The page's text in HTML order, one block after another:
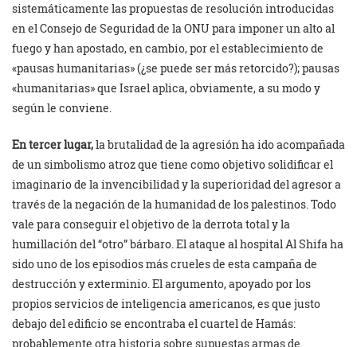
sistemáticamente las propuestas de resolución introducidas
en el Consejo de Seguridad de la ONU para imponer un alto al
fuego y han apostado, en cambio, por el establecimiento de
«pausas humanitarias» (¿se puede ser más retorcido?); pausas
«humanitarias» que Israel aplica, obviamente, a su modo y
según le conviene.
En tercer lugar,la brutalidad de la agresión ha ido acompañada
de un simbolismo atroz que tiene como objetivo solidificar el
imaginario de la invencibilidad y la superioridad del agresor a
través de la negación de la humanidad de los palestinos. Todo
vale para conseguir el objetivo de la derrota total y la
humillación del “otro” bárbaro. El ataque al hospital Al Shifa ha
sido uno de los episodios más crueles de esta campaña de
destrucción y exterminio. El argumento, apoyado por los
propios servicios de inteligencia americanos, es que justo
debajo del edificio se encontraba el cuartel de Hamás:
probablemente otra historia sobre supuestas armas de